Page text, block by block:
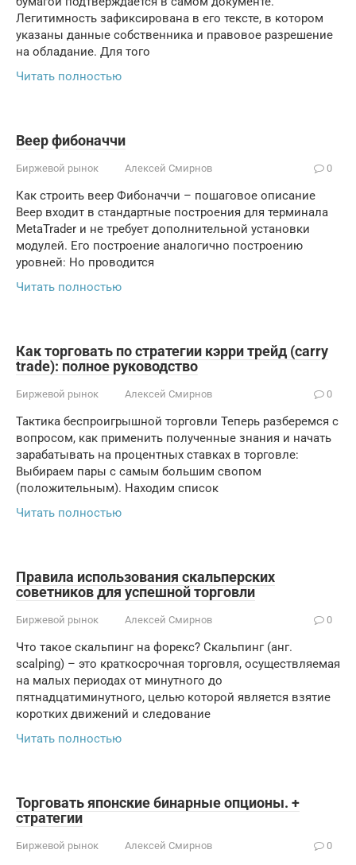
Легитимность зафиксирована в его тексте, в котором
указаны данные собственника и правовое разрешение
на обладание. Для того
Читать полностью
Веер фибоначчи
Биржевой рынок Алексей Смирнов 0
Как строить веер Фибоначчи – пошаговое описание
Веер входит в стандартные построения для терминала
MetaTrader и не требует дополнительной установки
модулей. Его построение аналогично построению
уровней: Но проводится
Читать полностью
Как торговать по стратегии кэрри трейд (carry
trade): полное руководство
Биржевой рынок Алексей Смирнов 0
Тактика беспроигрышной торговли Теперь разберемся с
вопросом, как применить полученные знания и начать
зарабатывать на процентных ставках в торговле:
Выбираем пары с самым большим свопом
(положительным). Находим список
Читать полностью
Правила использования скальперских
советников для успешной торговли
Биржевой рынок Алексей Смирнов 0
Что такое скальпинг на форекс? Скальпинг (анг.
scalping) – это краткосрочная торговля, осуществляемая
на малых периодах от минутного до
пятнадцатиминутного, целью которой является взятие
коротких движений и следование
Читать полностью
Торговать японские бинарные опционы. +
стратегии
Биржевой рынок Алексей Смирнов 0